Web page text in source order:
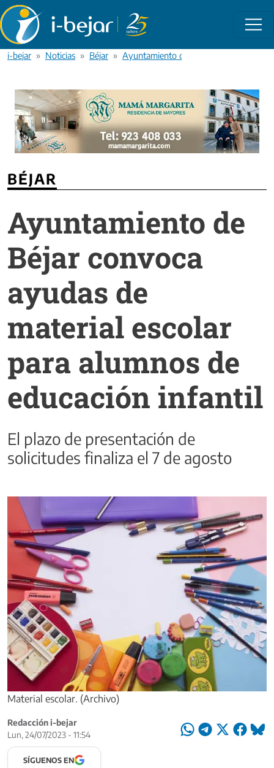
Pasar al contenido principal
i-bejar Noticias Béjar Ayuntamiento de Béjar convoca
BÉJAR
Ayuntamiento de
Béjar convoca
ayudas de
material escolar
para alumnos de
educación infantil
El plazo de presentación de
solicitudes finaliza el 7 de agosto
Material escolar. (Archivo)
Redacción i-bejar
Lun, 24/07/2023 - 11:54
SÍGUENOS EN